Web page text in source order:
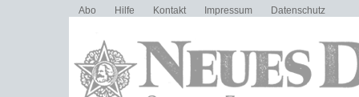
Abo Hilfe Kontakt Impressum Datenschutz